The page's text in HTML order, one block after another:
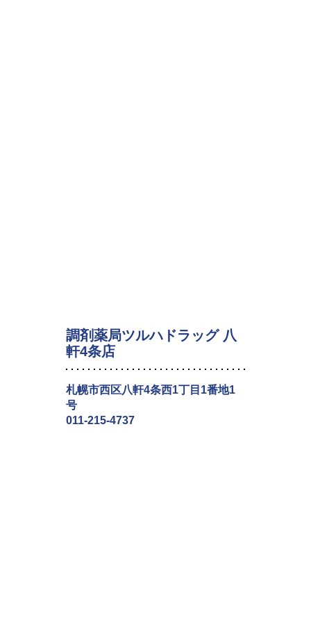
調剤薬局ツルハドラッグ 八
軒4条店
札幌市西区八軒4条西1丁目1番地1
号
011-215-4737